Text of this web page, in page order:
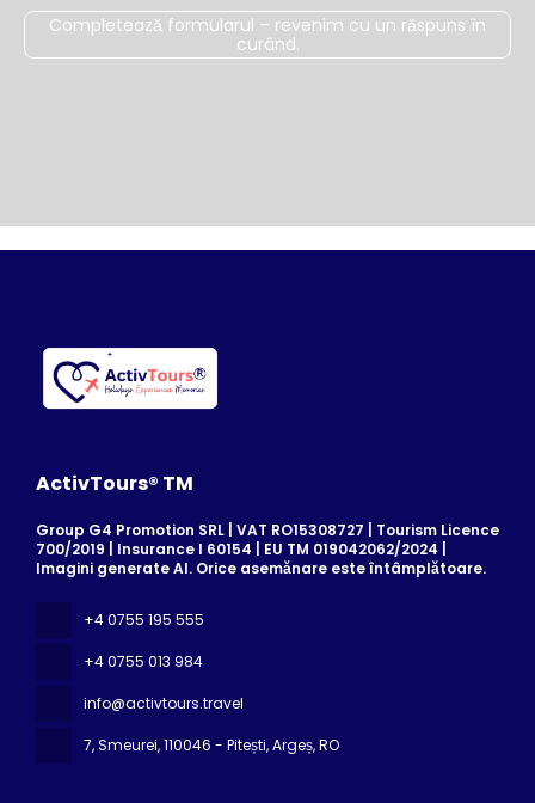
Completează formularul – revenim cu un răspuns în
curând.
ActivTours® TM
Group G4 Promotion SRL | VAT RO15308727 | Tourism Licence
700/2019 | Insurance I 60154 | EU TM 019042062/2024 |
Imagini generate AI. Orice asemănare este întâmplătoare.
+4 0755 195 555
+4 0755 013 984
info@activtours.travel
7, Smeurei, 110046 - Pitești, Argeș, RO